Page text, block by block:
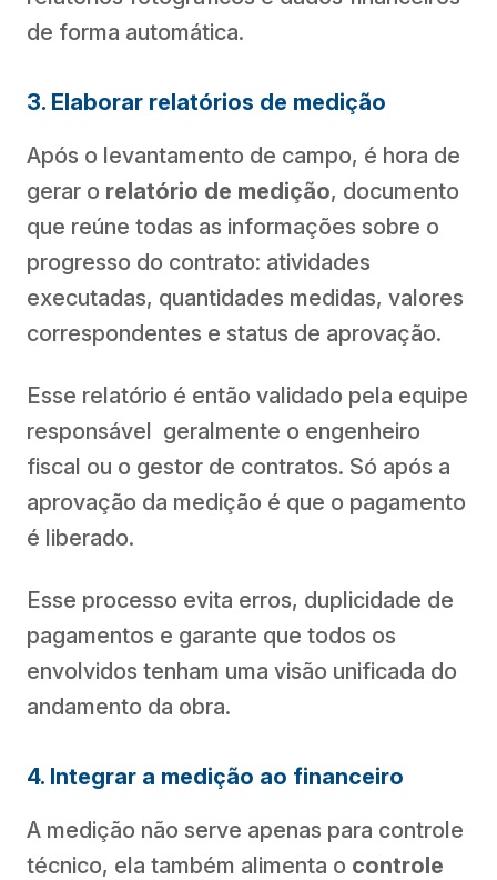
de forma automática.
3. Elaborar relatórios de medição
Após o levantamento de campo, é hora de
gerar o relatório de medição, documento
que reúne todas as informações sobre o
progresso do contrato: atividades
executadas, quantidades medidas, valores
correspondentes e status de aprovação.
Esse relatório é então validado pela equipe
responsável geralmente o engenheiro
fiscal ou o gestor de contratos. Só após a
aprovação da medição é que o pagamento
é liberado.
Esse processo evita erros, duplicidade de
pagamentos e garante que todos os
envolvidos tenham uma visão unificada do
andamento da obra.
4. Integrar a medição ao financeiro
A medição não serve apenas para controle
técnico, ela também alimenta o controle